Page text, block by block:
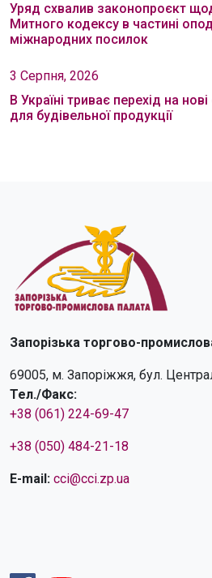
Уряд схвалив законопроєкт
Митного кодексу в частині
міжнародних посилок
3 Серпня, 2026
В Україні триває перехід на
для будівельної продукції
Запорізька торгово-
69005, м. Запоріжжя, бул.
Тел./Факс:
+38 (061) 224-69-47
+38 (050) 484-21-18
E-mail: cci@cci.zp.ua